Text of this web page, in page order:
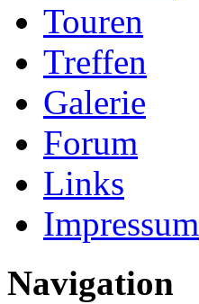
Touren
Treffen
Galerie
Forum
Links
Impressum
Navigation